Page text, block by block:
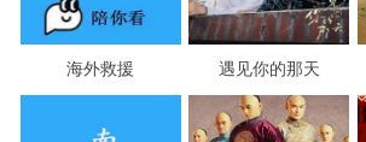
海外救援 遇见你的那天